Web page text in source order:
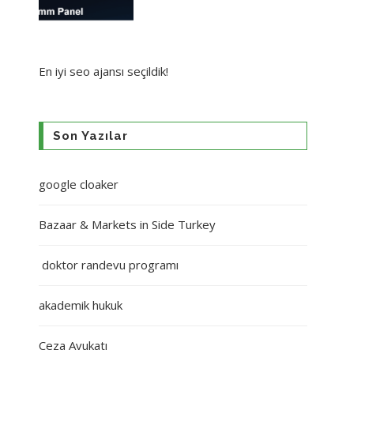
En iyi seo ajansı seçildik!
Son Yazılar
google cloaker
Bazaar & Markets in Side Turkey
doktor randevu programı
akademik hukuk
Ceza Avukatı